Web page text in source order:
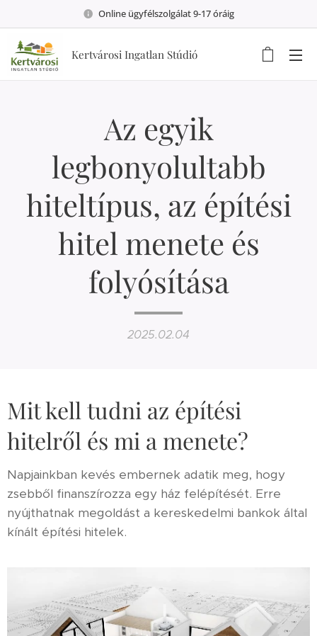
Online ügyfélszolgálat 9-17 óráig
Kertvárosi Ingatlan Stúdió
Az egyik
legbonyolultabb
hiteltípus, az építési
hitel menete és
folyósítása
2025.02.04
Mit kell tudni az építési
hitelről és mi a menete?
Napjainkban kevés embernek adatik meg, hogy
zsebből finanszírozza egy ház felépítését. Erre
nyújthatnak megoldást a kereskedelmi bankok által
kínált építési hitelek.